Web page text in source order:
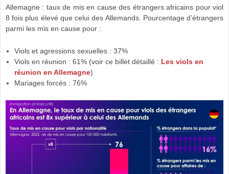
Allemagne : taux de mis en cause des étrangers africains pour viol
8 fois plus élevé que celui des Allemands. Pourcentage d’étrangers
parmi les mis en cause pour :
Viols et agressions sexuelles : 37%
Viols en réunion : 61% (voir ce billet détaillé : Les viols en
réunion en Allemagne)
Mariages forcés : 76%